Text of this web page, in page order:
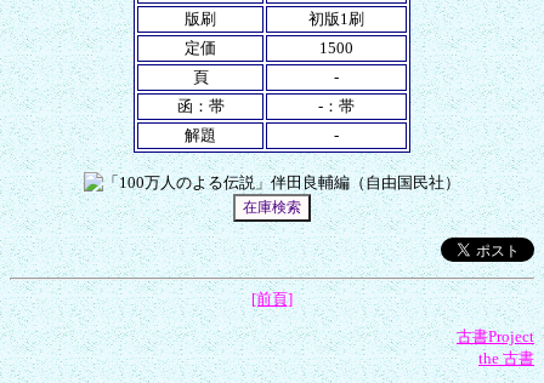
版刷
初版1刷
定価
1500
頁
-
函：帯
-：帯
解題
-
[前頁]
古書Project
the 古書